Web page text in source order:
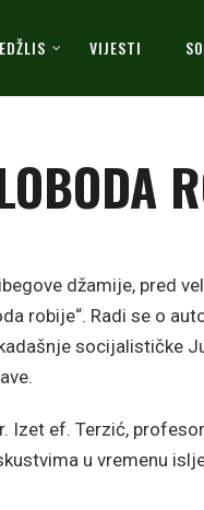
VIJESTI
džamije, pred
robije“. Radi se o
socijalističke
Izet ef. Terzić,
u vremenu